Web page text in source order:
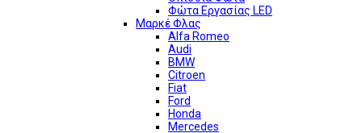
Φώτα Εργασίας LED
Μαρκέ Φλας
Alfa Romeo
Audi
BMW
Citroen
Fiat
Ford
Honda
Mercedes